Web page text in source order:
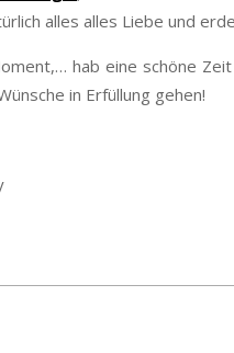
alles alles Liebe und
hab eine schöne
in Erfüllung gehen!